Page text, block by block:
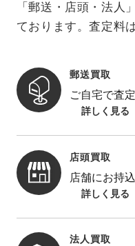
「郵送・店頭・法人
ております。査定料
郵送買取
ご自宅で査
詳しく見る
店頭買取
店舗にお持
詳しく見る
法人買取